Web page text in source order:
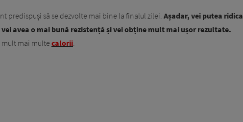
predispuși să se dezvolte mai bine la finalul zilei. Așadar, vei putea ridica
avea o mai bună rezistență și vei obține mult mai ușor rezultate.
mult mai multe calorii.